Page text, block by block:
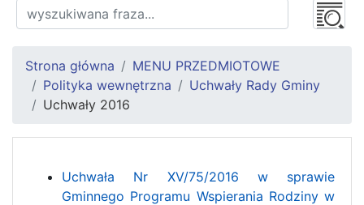
Strona główna
MENU PRZEDMIOTOWE
Polityka wewnętrzna
Uchwały Rady Gminy
Uchwały 2016
Uchwała Nr XV/75/2016 w sprawie
Gminnego Programu Wspierania Rodziny w